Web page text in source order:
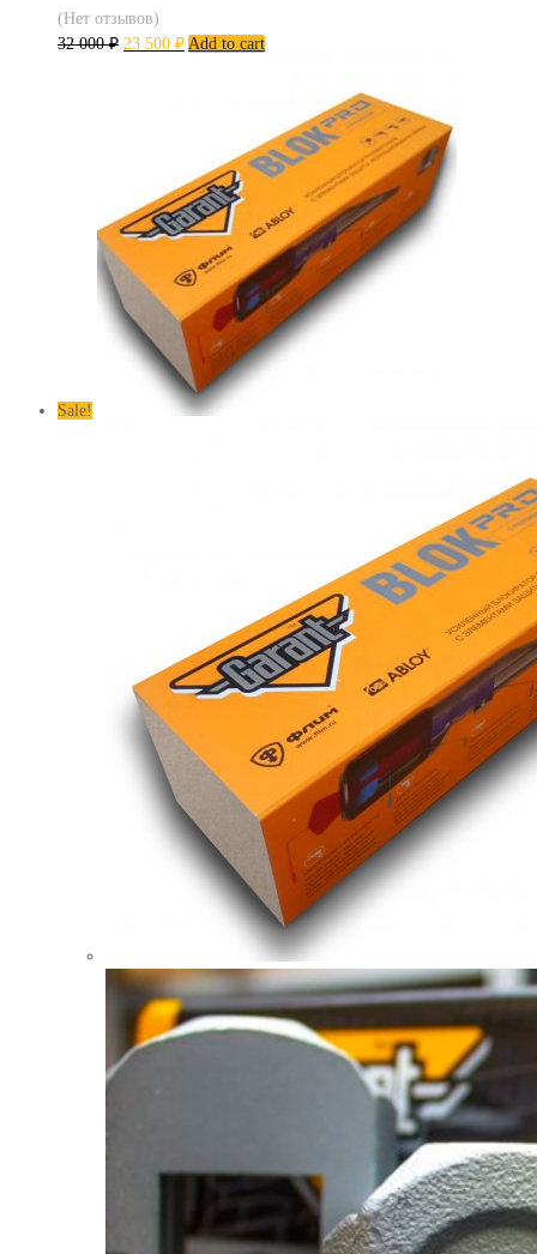
(Нет отзывов)
32 000₽ 23 500 ₽ Add to cart
Sale!